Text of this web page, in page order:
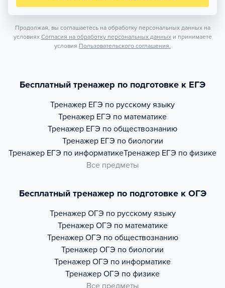
Продолжая, вы соглашаетесь на обработку персональных данных на
условиях Согласия на обработку персональных данных и принимаете
условия Пользовательского соглашения.
Бесплатный тренажер по подготовке к ЕГЭ
Тренажер ЕГЭ по русскому языку
Тренажер ЕГЭ по математике
Тренажер ЕГЭ по обществознанию
Тренажер ЕГЭ по биологии
Тренажер ЕГЭ по информатикеТренажер ЕГЭ по физике
Все предметы
Бесплатный тренажер по подготовке к ОГЭ
Тренажер ОГЭ по русскому языку
Тренажер ОГЭ по математике
Тренажер ОГЭ по обществознанию
Тренажер ОГЭ по биологии
Тренажер ОГЭ по информатике
Тренажер ОГЭ по физике
Все предметы